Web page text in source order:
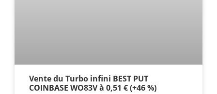
Vente du Turbo infini BEST PUT
COINBASE WO83V à 0,51 € (+46 %)